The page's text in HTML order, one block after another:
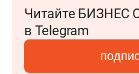
Читайте БИЗНЕС
в Telegram